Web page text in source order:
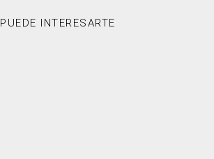
PUEDE INTERESARTE